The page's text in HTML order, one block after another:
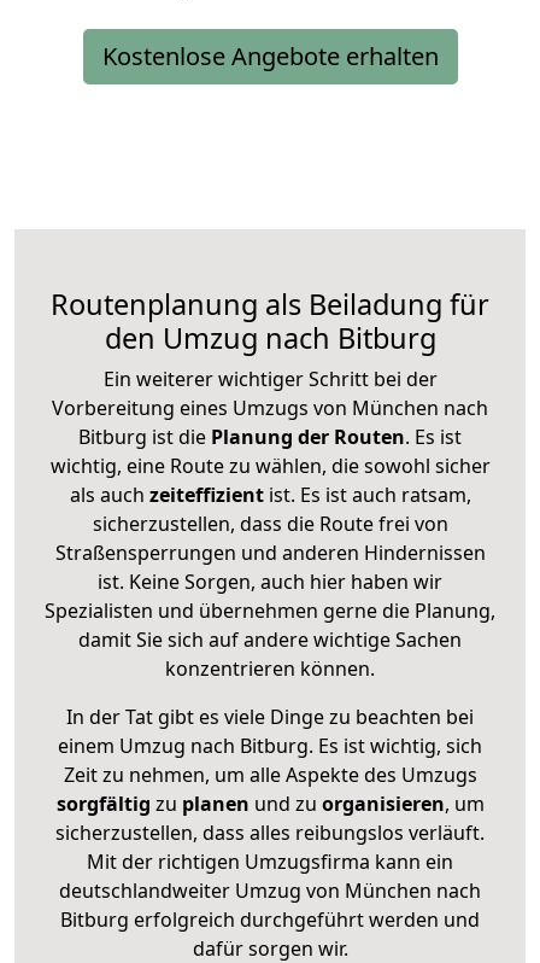
Kostenlose Angebote erhalten
Routenplanung als Beiladung für
den Umzug nach Bitburg
Ein weiterer wichtiger Schritt bei der
Vorbereitung eines Umzugs von München nach
Bitburg ist die Planung der Routen. Es ist
wichtig, eine Route zu wählen, die sowohl sicher
als auch zeiteffizientist. Es ist auch ratsam,
sicherzustellen, dass die Route frei von
Straßensperrungen und anderen Hindernissen
ist. Keine Sorgen, auch hier haben wir
Spezialisten und übernehmen gerne die Planung,
damit Sie sich auf andere wichtige Sachen
konzentrieren können.
In der Tat gibt es viele Dinge zu beachten bei
einem Umzug nach Bitburg. Es ist wichtig, sich
Zeit zu nehmen, um alle Aspekte des Umzugs
sorgfältig zu planen und zu organisieren, um
sicherzustellen, dass alles reibungslos verläuft.
Mit der richtigen Umzugsfirma kann ein
deutschlandweiter Umzug von München nach
Bitburg erfolgreich durchgeführt werden und
dafür sorgen wir.